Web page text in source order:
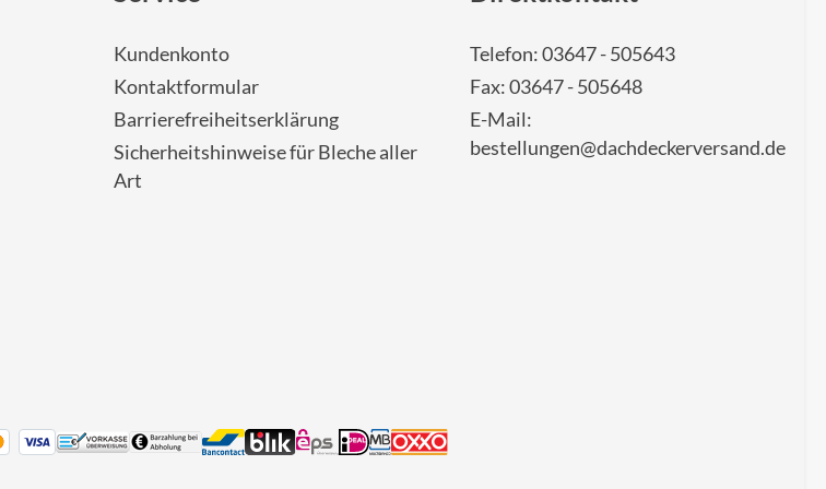
Kundenkonto
Kontaktformular
Barrierefreiheitserklärung
Sicherheitshinweise für Bleche aller
Art
Telefon: 03647 - 505643
Fax: 03647 - 505648
E-Mail:
bestellungen@dachdeckerversand.de